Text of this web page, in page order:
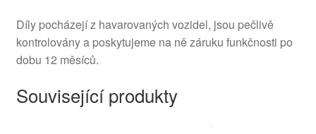
Díly pocházejí z havarovaných vozidel, jsou pečlivě
kontrolovány a poskytujeme na ně záruku funkčnosti po
dobu 12 měsíců.
Související produkty